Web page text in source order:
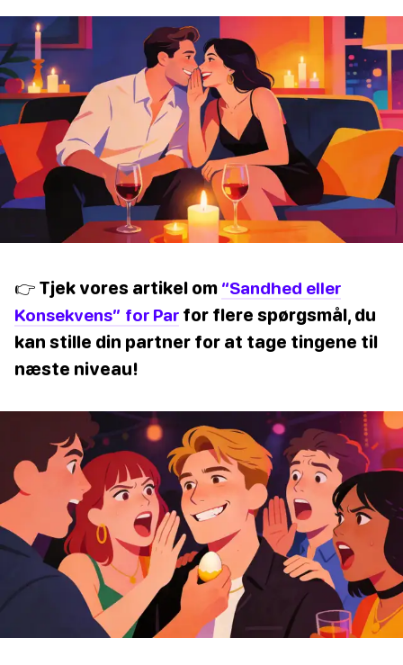
👉 Tjek vores artikel om “Sandhed eller
Konsekvens” for Par for flere spørgsmål, du
kan stille din partner for at tage tingene til
næste niveau!